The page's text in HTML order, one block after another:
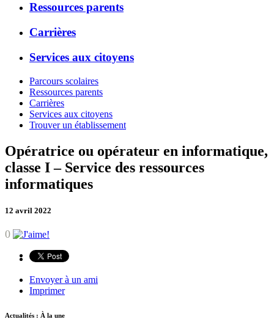
Ressources parents
Carrières
Services aux citoyens
Parcours scolaires
Ressources parents
Carrières
Services aux citoyens
Trouver un établissement
Opératrice ou opérateur en informatique,
classe I – Service des ressources
informatiques
12 avril 2022
0
Envoyer à un ami
Imprimer
Actualités : À la une